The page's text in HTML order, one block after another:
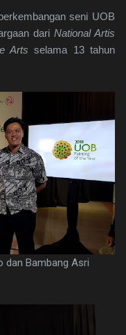
seni UOB
dariNational Artis
Artsselama 13 tahun
dan Bambang Asri